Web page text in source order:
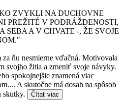
ZVYKLI NA DUCHOVNE
PREŽITÉ V PODRÁŽDENOSTI,
SEBA A V CHVATE -, ŽE SVOJE
ňu nesmierne vďačná. Motivovala
svojho žitia a zmeniť svoje návyky.
spokojnejšie znamená viac
A skutočne má dosah na spôsob
skutky.
Čítať viac